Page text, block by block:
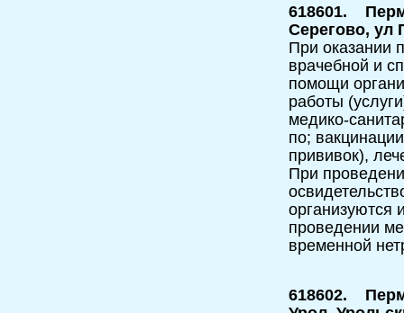
618601.
Серегово, ул
При оказании
врачебной и
помощи
работы
медико-
по;
прививок),
При
организуются
проведении
временной
618602.